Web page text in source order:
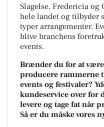
Slagelse, Fredericia og
hele landet og tilbyder
typer arrangementer.
blive branchens
events.
Brænder du for at
producere rammerne
events og festivaler?
kundeservice over for
levere og tage fat når
Så er du måske vores